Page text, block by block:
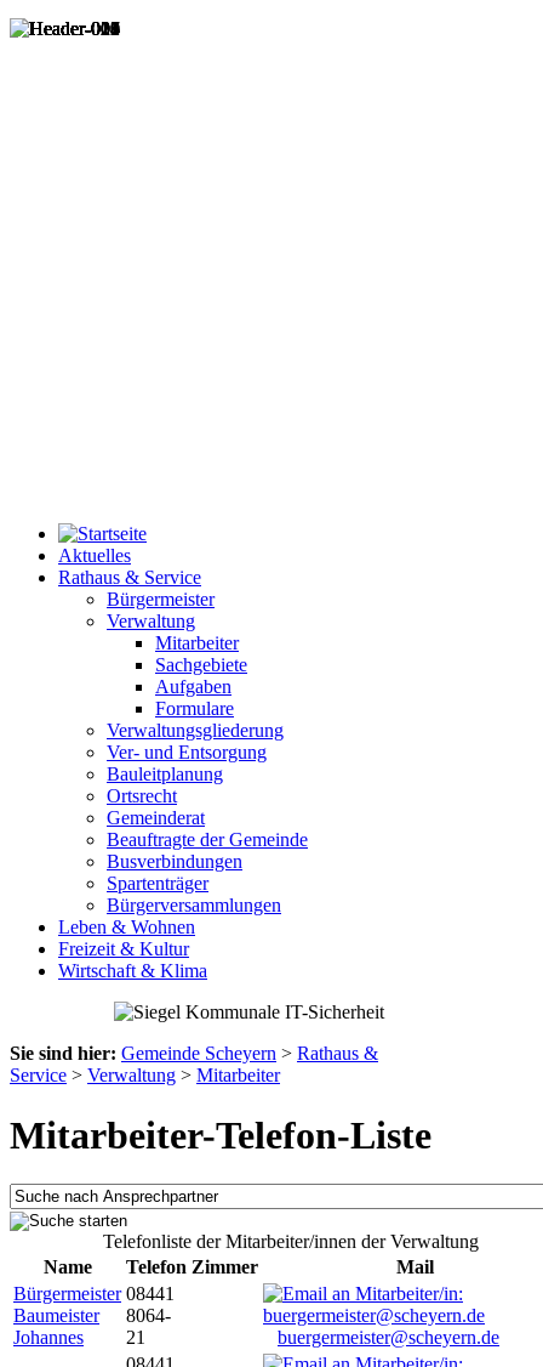
Aktuelles
Rathaus & Service
Bürgermeister
Verwaltung
Mitarbeiter
Sachgebiete
Aufgaben
Formulare
Verwaltungsgliederung
Ver- und Entsorgung
Bauleitplanung
Ortsrecht
Gemeinderat
Beauftragte der Gemeinde
Busverbindungen
Spartenträger
Bürgerversammlungen
Leben & Wohnen
Freizeit & Kultur
Wirtschaft & Klima
Sie sind hier: Gemeinde Scheyern > Rathaus &
Service > Verwaltung > Mitarbeiter
Mitarbeiter-Telefon-Liste
Telefonliste der Mitarbeiter/innen der Verwaltung
Name
Telefon Zimmer
Mail
Bürgermeister
Baumeister
Johannes
08441
8064-
21
buergermeister@scheyern.de